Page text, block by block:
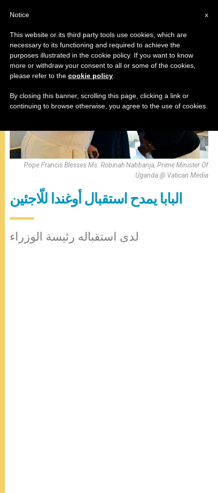
البابا فرنسيس
Pope Francis Blesses Ms. Robinah Nabbanja, Prime Minister Of
Uganda @ Vatican Media
البابا يمدح استقبال أوغندا للّاجئين
لدى استقباله رئيسة الوزراء
x
Notice
This website or its third party tools use cookies, which are
necessary to its functioning and required to achieve the
purposes illustrated in the cookie policy. If you want to know
more or withdraw your consent to all or some of the cookies,
please refer to the cookie policy
By closing this banner, scrolling this page, clicking a link or
continuing to browse otherwise, you agree to the use of cookies.